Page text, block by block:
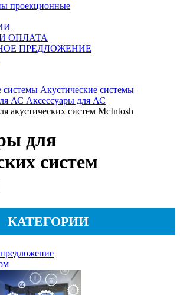
проекционные
ОПЛАТА
ПРЕДЛОЖЕНИЕ
системы Акустические системы
АС Аксессуары для АС
акустических систем McIntosh
для
систем
КАТЕГОРИИ